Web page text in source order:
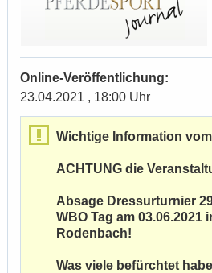
Online-Veröffentlichung:
23.04.2021 , 18:00 Uhr
Wichtige Information vom
ACHTUNG die
Absage Dressurturnier
WBO Tag am 03.06.2021
Rodenbach!
Was viele befürchtet